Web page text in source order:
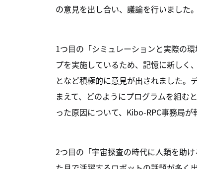
の意見を出し合い、議論を行いました。
1つ目の「シミュレーションと実際の
プを実施しているため、記憶に新しく
となど積極的に意見が出されました。
まえて、どのようにプログラムを組む
った原因について、Kibo-RPC事務局が
2つ目の「宇宙探査の時代に人類を助